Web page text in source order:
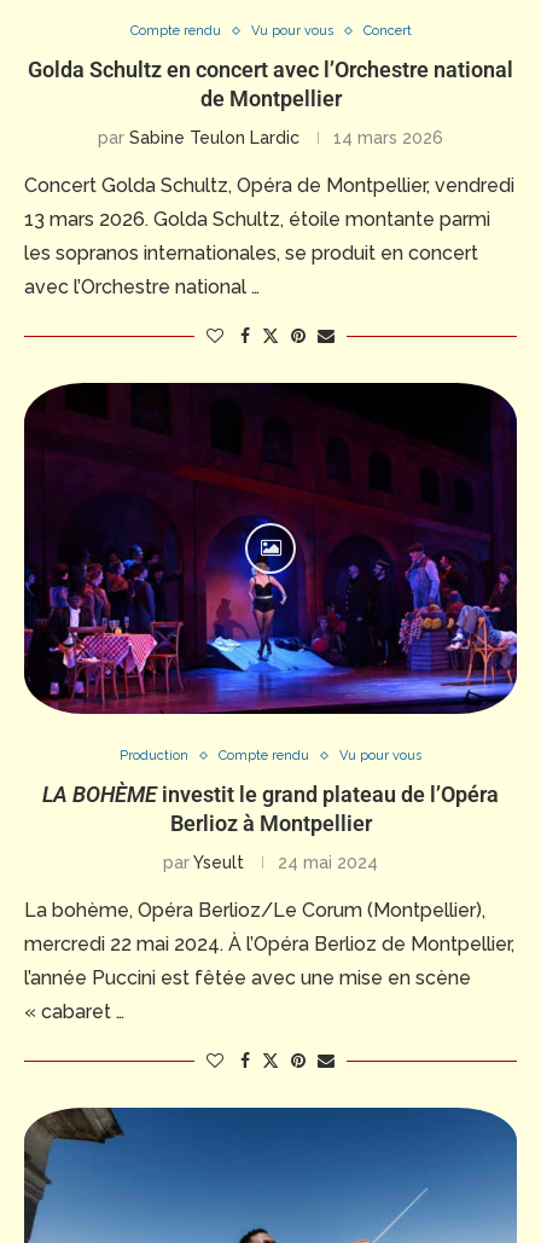
Compte rendu Vu pour vous Concert
Golda Schultz en concert avec l’Orchestre national
de Montpellier
par Sabine Teulon Lardic 14 mars 2026
Concert Golda Schultz, Opéra de Montpellier, vendredi
13 mars 2026. Golda Schultz, étoile montante parmi
les sopranos internationales, se produit en concert
avec l’Orchestre national …
Production Compte rendu Vu pour vous
LA BOHÈMEinvestit le grand plateau de l’Opéra
Berlioz à Montpellier
parYseult 24 mai 2024
La bohème, Opéra Berlioz/Le Corum (Montpellier),
mercredi 22 mai 2024. À l’Opéra Berlioz de Montpellier,
l’année Puccini est fêtée avec une mise en scène
« cabaret …